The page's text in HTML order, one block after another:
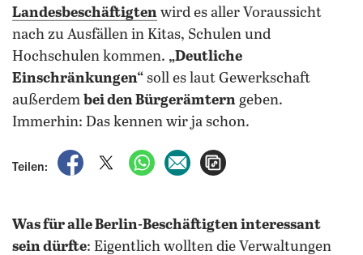
Landesbeschäftigten wird es aller Voraussicht
nach zu Ausfällen in Kitas, Schulen und
Hochschulen kommen. „Deutliche
Einschränkungen“ soll es laut Gewerkschaft
außerdem bei den Bürgerämtern geben.
Immerhin: Das kennen wir ja schon.
Teilen:
auf Facebook teilen
auf X teilenper WhatsApp teilen
per E-Mail teilen
Was für alle Berlin-Beschäftigten interessant
sein dürfte: Eigentlich wollten die Verwaltungen